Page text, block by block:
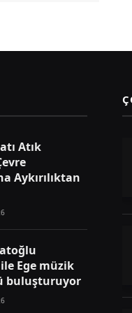
Atık
Aykırılıktan
ile Ege müzik
buluşturuyor